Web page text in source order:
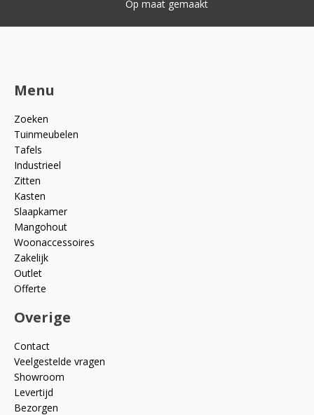
Op maat gemaakt
Menu
Zoeken
Tuinmeubelen
Tafels
Industrieel
Zitten
Kasten
Slaapkamer
Mangohout
Woonaccessoires
Zakelijk
Outlet
Offerte
Overige
Contact
Veelgestelde vragen
Showroom
Levertijd
Bezorgen